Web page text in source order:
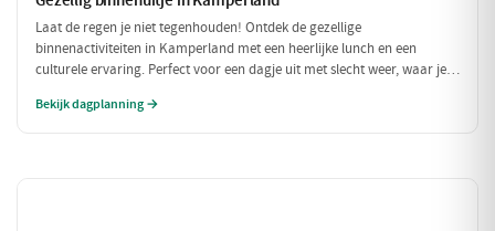
Laat de regen je niet tegenhouden! Ontdek de gezellige
binnenactiviteiten in Kamperland met een heerlijke lunch en een
culturele ervaring. Perfect voor een dagje uit met slecht weer, waar je
Bekijk dagplanning →